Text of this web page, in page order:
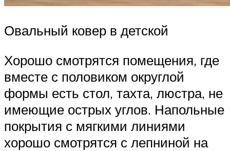
Овальный ковер в детской
Хорошо смотрятся помещения, где
вместе с половиком округлой
формы есть стол, тахта, люстра, не
имеющие острых углов. Напольные
покрытия с мягкими линиями
хорошо смотрятся с лепниной на